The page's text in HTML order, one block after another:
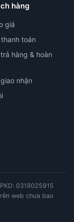
hàng
giá
toán
hàng & hoàn
nhận
0319025915
web chưa bao